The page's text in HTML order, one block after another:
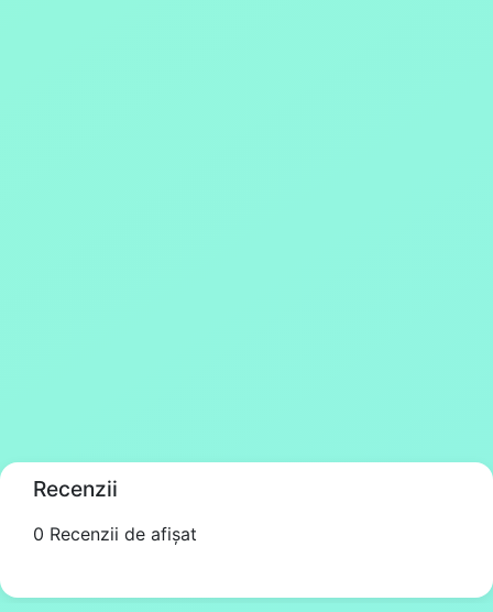
Recenzii
0 Recenzii de afișat